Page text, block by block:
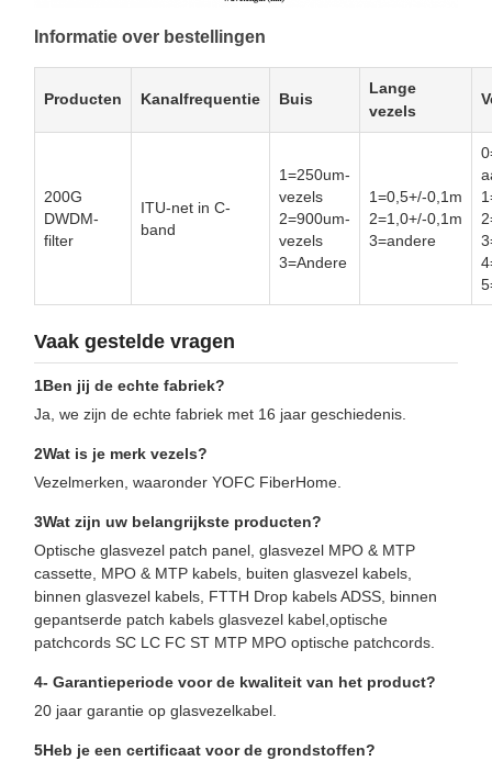
Informatie over bestellingen
Producten Kanalfrequentie Buis
Lange
vezels
200G
DWDM-
filter
ITU-net in C-
band
1=250um-
vezels
2=900um-
vezels
3=Andere
1=0,5+/-0,1m
2=1,0+/-0,1m
3=andere
Vaak gestelde vragen
1Ben jij de echte fabriek?
Ja, we zijn de echte fabriek met 16 jaar geschiedenis.
2Wat is je merk vezels?
Vezelmerken, waaronder YOFC FiberHome.
3Wat zijn uw belangrijkste producten?
Optische glasvezel patch panel, glasvezel MPO & MTP
cassette, MPO & MTP kabels, buiten glasvezel kabels,
binnen glasvezel kabels, FTTH Drop kabels ADSS, binnen
gepantserde patch kabels glasvezel kabel,optische
patchcords SC LC FC ST MTP MPO optische patchcords.
4- Garantieperiode voor de kwaliteit van het product?
20 jaar garantie op glasvezelkabel.
5Heb je een certificaat voor de grondstoffen?